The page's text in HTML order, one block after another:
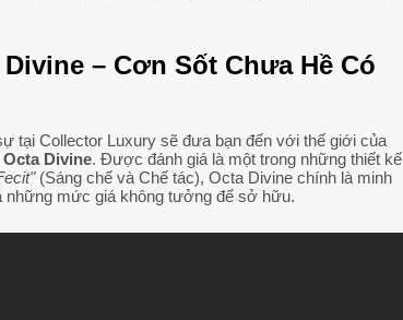
– Cơn Sốt Chưa Hề Có
tại Collector Luxury sẽ đưa bạn đến với thế giới của
Octa Divine. Được đánh giá là một trong những thiết kế
(Sáng chế và Chế tác), Octa Divine chính là minh
những mức giá không tưởng để sở hữu.